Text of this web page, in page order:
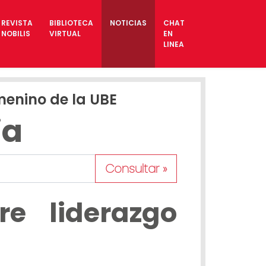
REVISTA
NOBILIS
BIBLIOTECA
VIRTUAL
NOTICIAS
CHAT
EN
LINEA
de la UBE
Consultar »
liderazgo